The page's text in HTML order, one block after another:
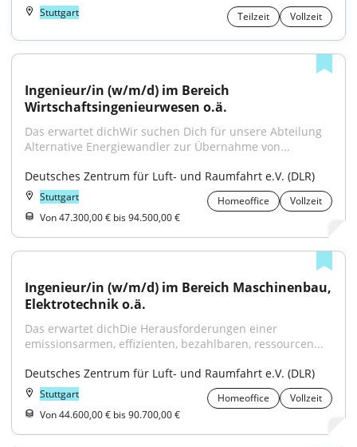
Stuttgart Teilzeit Vollzeit
Ingenieur/in (w/m/d) im Bereich
Wirtschaftsingenieurwesen o.ä.
Das erwartet dichWir suchen Dich für unsere Abteilung
Alternative Energiewandler zur Übernahme von...
Deutsches Zentrum für Luft- und Raumfahrt e.V. (DLR)
Stuttgart Homeoffice
Vollzeit
Von 47.300,00 € bis 94.500,00 €
Ingenieur/in (w/m/d) im Bereich Maschinenbau,
Elektrotechnik o.ä.
Das erwartet dichDie Herausforderungen einer
emissionsarmen, effizienten, bezahlbaren, ressourcen...
Deutsches Zentrum für Luft- und Raumfahrt e.V. (DLR)
Stuttgart Homeoffice
Vollzeit
Von 44.600,00 € bis 90.700,00 €